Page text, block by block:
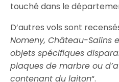
touché dans le
D’autres vols sont
Nomeny, Château-Salins
objets spécifiques
plaques de marbre ou
contenant du laiton“.